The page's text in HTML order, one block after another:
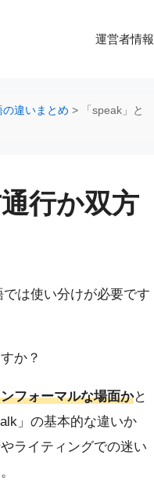
運営者情報
違いまとめ >
「speak」と
行か双方
は使い分けが必要です
か？
フォーマルな場面かと
」の基本的な違いか
ライティングでの迷い